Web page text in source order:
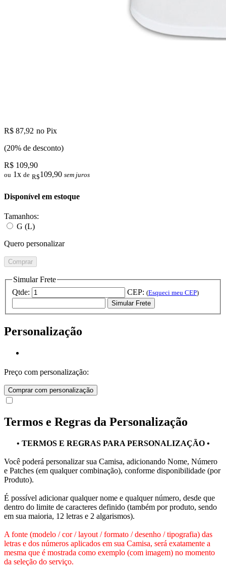
R$ 87,92 no Pix
(20% de desconto)
R$ 109,90
ou 1x de R$109,90 sem juros
Disponível em estoque
Tamanhos:
G (L)
Quero personalizar
Comprar
Simular Frete
Qtde:
CEP: (Esqueci meu CEP)
Simular Frete
Personalização
Preço com personalização:
Comprar com personalização
Termos e Regras da Personalização
• TERMOS E REGRAS PARA PERSONALIZAÇÃO •
Você poderá personalizar sua Camisa, adicionando Nome, Número
e Patches (em qualquer combinação), conforme disponibilidade (por
Produto).
É possível adicionar qualquer nome e qualquer número, desde que
dentro do limite de caracteres definido (também por produto, sendo
em sua maioria, 12 letras e 2 algarismos).
A fonte (modelo / cor / layout / formato / desenho / tipografia) das
letras e dos números aplicados em sua Camisa, será exatamente a
mesma que é mostrada como exemplo (com imagem) no momento
da seleção do serviço.